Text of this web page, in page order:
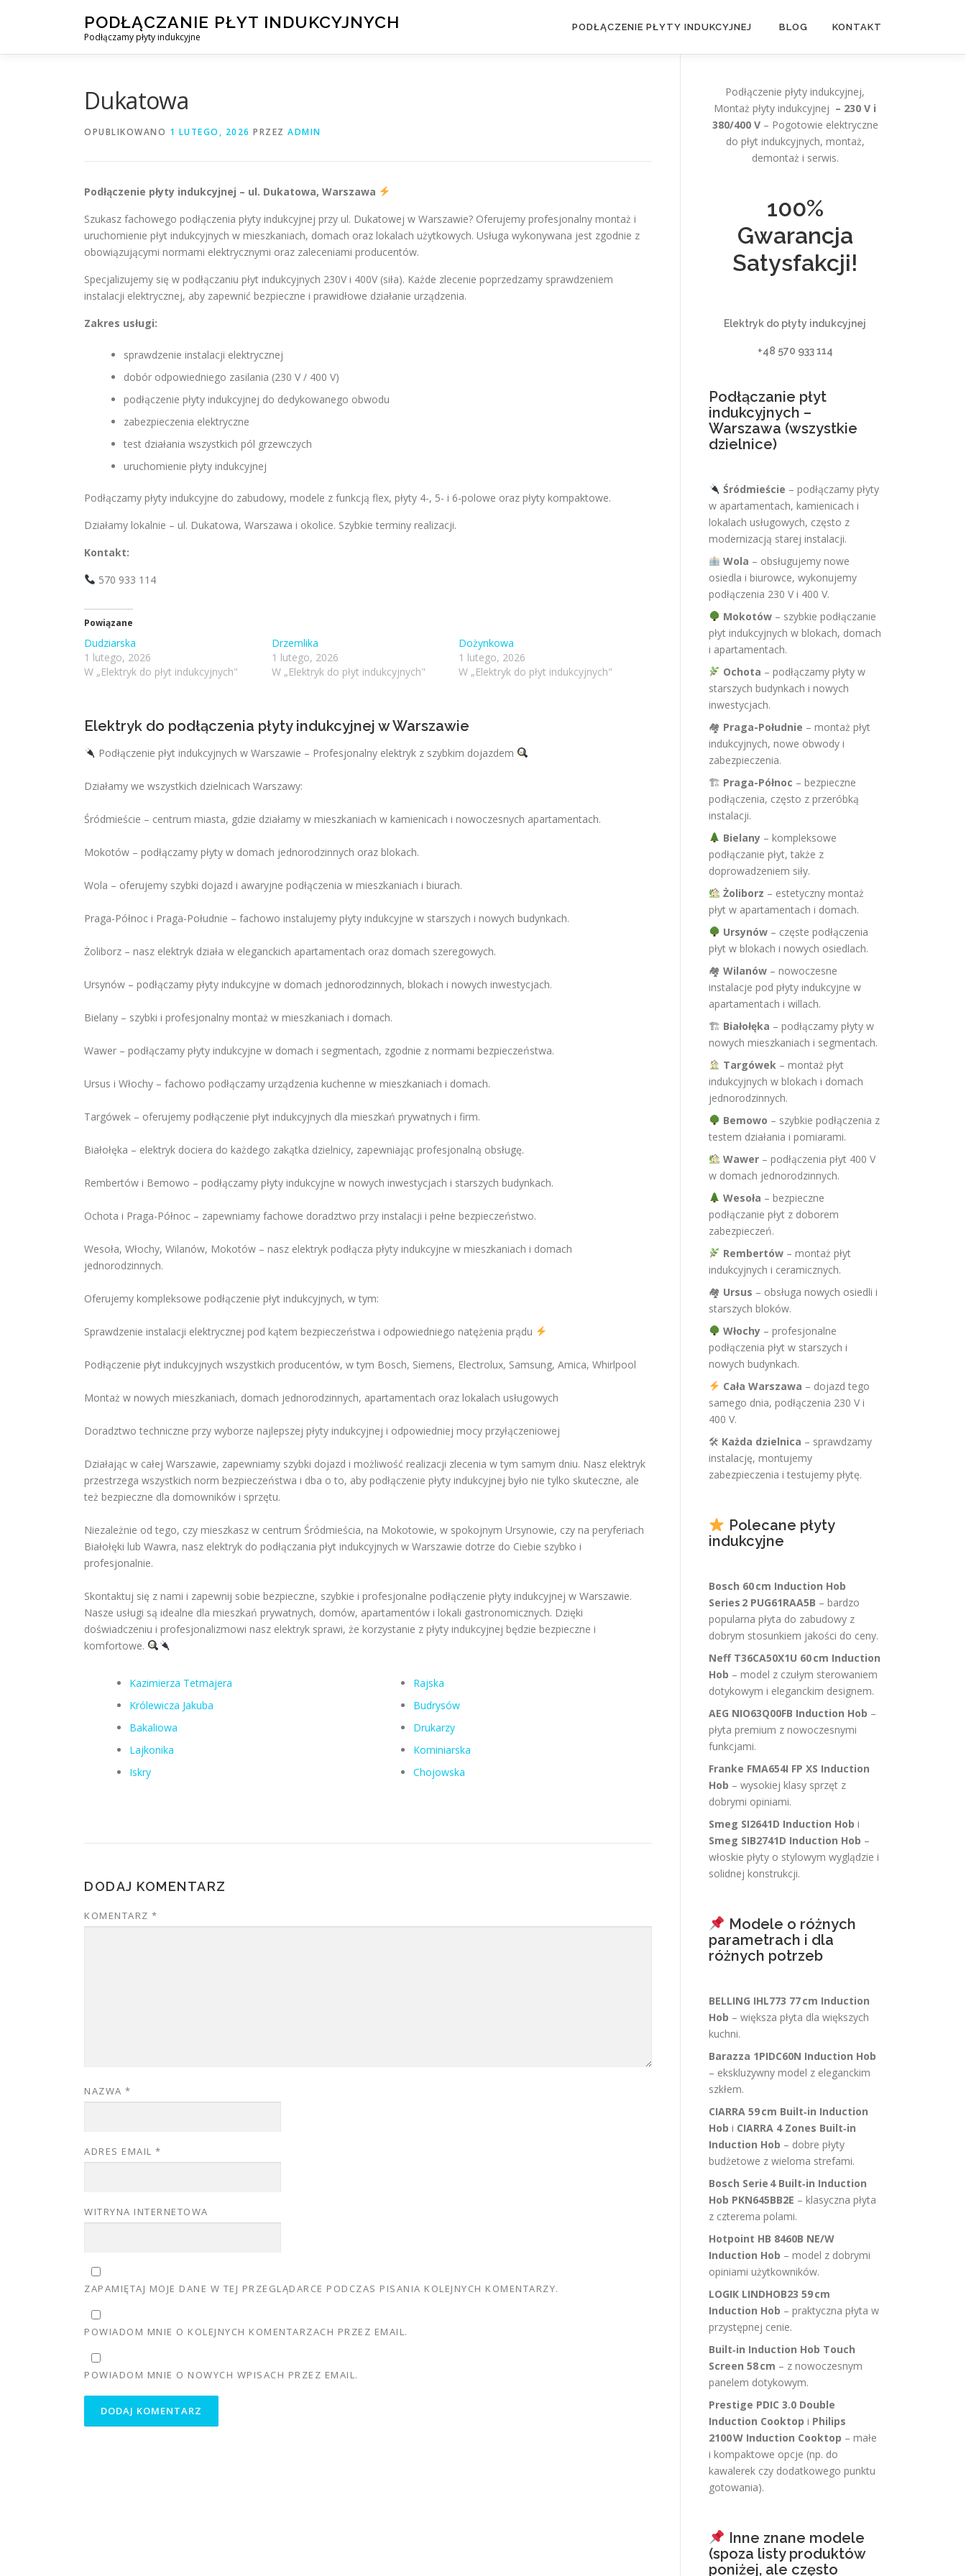
PODŁĄCZANIE PŁYT INDUKCYJNYCH
Podłączamy płyty indukcyjne
PODŁĄCZENIE PŁYTY INDUKCYJNEJ BLOG KONTAKT
Dukatowa
OPUBLIKOWANO 1 LUTEGO, 2026 PRZEZ ADMIN
Podłączenie płyty indukcyjnej – ul. Dukatowa, Warszawa
Szukasz fachowego podłączenia płyty indukcyjnej przy ul. Dukatowej w Warszawie? Oferujemy profesjonalny montaż i
uruchomienie płyt indukcyjnych w mieszkaniach, domach oraz lokalach użytkowych. Usługa wykonywana jest zgodnie z
obowiązującymi normami elektrycznymi oraz zaleceniami producentów.
Specjalizujemy się w podłączaniu płyt indukcyjnych 230V i 400V (siła). Każde zlecenie poprzedzamy sprawdzeniem
instalacji elektrycznej, aby zapewnić bezpieczne i prawidłowe działanie urządzenia.
Zakres usługi:
sprawdzenie instalacji elektrycznej
dobór odpowiedniego zasilania (230 V / 400 V)
podłączenie płyty indukcyjnej do dedykowanego obwodu
zabezpieczenia elektryczne
test działania wszystkich pól grzewczych
uruchomienie płyty indukcyjnej
Podłączamy płyty indukcyjne do zabudowy, modele z funkcją flex, płyty 4-, 5- i 6-polowe oraz płyty kompaktowe.
Działamy lokalnie – ul. Dukatowa, Warszawa i okolice. Szybkie terminy realizacji.
Kontakt:
570 933 114
Powiązane
Dudziarska
1 lutego, 2026
W „Elektryk do płyt indukcyjnych"
Drzemlika
1 lutego, 2026
W „Elektryk do płyt indukcyjnych"
Dożynkowa
1 lutego, 2026
W „Elektryk do płyt indukcyjnych"
Elektryk do podłączenia płyty indukcyjnej w Warszawie
Podłączenie płyt indukcyjnych w Warszawie – Profesjonalny elektryk z szybkim dojazdem
Działamy we wszystkich dzielnicach Warszawy:
Śródmieście – centrum miasta, gdzie działamy w mieszkaniach w kamienicach i nowoczesnych apartamentach.
Mokotów – podłączamy płyty w domach jednorodzinnych oraz blokach.
Wola – oferujemy szybki dojazd i awaryjne podłączenia w mieszkaniach i biurach.
Praga-Północ i Praga-Południe – fachowo instalujemy płyty indukcyjne w starszych i nowych budynkach.
Żoliborz – nasz elektryk działa w eleganckich apartamentach oraz domach szeregowych.
Ursynów – podłączamy płyty indukcyjne w domach jednorodzinnych, blokach i nowych inwestycjach.
Bielany – szybki i profesjonalny montaż w mieszkaniach i domach.
Wawer – podłączamy płyty indukcyjne w domach i segmentach, zgodnie z normami bezpieczeństwa.
Ursus i Włochy – fachowo podłączamy urządzenia kuchenne w mieszkaniach i domach.
Targówek – oferujemy podłączenie płyt indukcyjnych dla mieszkań prywatnych i firm.
Białołęka – elektryk dociera do każdego zakątka dzielnicy, zapewniając profesjonalną obsługę.
Rembertów i Bemowo – podłączamy płyty indukcyjne w nowych inwestycjach i starszych budynkach.
Ochota i Praga-Północ – zapewniamy fachowe doradztwo przy instalacji i pełne bezpieczeństwo.
Wesoła, Włochy, Wilanów, Mokotów – nasz elektryk podłącza płyty indukcyjne w mieszkaniach i domach
jednorodzinnych.
Oferujemy kompleksowe podłączenie płyt indukcyjnych, w tym:
Sprawdzenie instalacji elektrycznej pod kątem bezpieczeństwa i odpowiedniego natężenia prądu
Podłączenie płyt indukcyjnych wszystkich producentów, w tym Bosch, Siemens, Electrolux, Samsung, Amica, Whirlpool
Montaż w nowych mieszkaniach, domach jednorodzinnych, apartamentach oraz lokalach usługowych
Doradztwo techniczne przy wyborze najlepszej płyty indukcyjnej i odpowiedniej mocy przyłączeniowej
Działając w całej Warszawie, zapewniamy szybki dojazd i możliwość realizacji zlecenia w tym samym dniu. Nasz elektryk
przestrzega wszystkich norm bezpieczeństwa i dba o to, aby podłączenie płyty indukcyjnej było nie tylko skuteczne, ale
też bezpieczne dla domowników i sprzętu.
Niezależnie od tego, czy mieszkasz w centrum Śródmieścia, na Mokotowie, w spokojnym Ursynowie, czy na peryferiach
Białołęki lub Wawra, nasz elektryk do podłączania płyt indukcyjnych w Warszawie dotrze do Ciebie szybko i
profesjonalnie.
Skontaktuj się z nami i zapewnij sobie bezpieczne, szybkie i profesjonalne podłączenie płyty indukcyjnej w Warszawie.
Nasze usługi są idealne dla mieszkań prywatnych, domów, apartamentów i lokali gastronomicznych. Dzięki
doświadczeniu i profesjonalizmowi nasz elektryk sprawi, że korzystanie z płyty indukcyjnej będzie bezpieczne i
komfortowe.
Kazimierza Tetmajera
Królewicza Jakuba
Bakaliowa
Lajkonika
Iskry
Rajska
Budrysów
Drukarzy
Kominiarska
Chojowska
DODAJ KOMENTARZ
KOMENTARZ *
NAZWA *
ADRES EMAIL *
WITRYNA INTERNETOWA
ZAPAMIĘTAJ MOJE DANE W TEJ PRZEGLĄDARCE PODCZAS PISANIA KOLEJNYCH KOMENTARZY.
POWIADOM MNIE O KOLEJNYCH KOMENTARZACH PRZEZ EMAIL.
POWIADOM MNIE O NOWYCH WPISACH PRZEZ EMAIL.
Podłączenie płyty indukcyjnej,
Montaż płyty indukcyjnej – 230 V i
380/400 V– Pogotowie elektryczne
do płyt indukcyjnych, montaż,
demontaż i serwis.
100%
Gwarancja
Satysfakcji!
Elektryk do płyty indukcyjnej
+48 570 933 114
Podłączanie płyt
indukcyjnych –
Warszawa (wszystkie
dzielnice)
Śródmieście – podłączamy płyty
w apartamentach, kamienicach i
lokalach usługowych, często z
modernizacją starej instalacji.
Wola – obsługujemy nowe
osiedla i biurowce, wykonujemy
podłączenia 230 V i 400 V.
Mokotów– szybkie podłączanie
płyt indukcyjnych w blokach, domach
i apartamentach.
Ochota – podłączamy płyty w
starszych budynkach i nowych
inwestycjach.
🏘 Praga-Południe – montaż płyt
indukcyjnych, nowe obwody i
zabezpieczenia.
🏗 Praga-Północ – bezpieczne
podłączenia, często z przeróbką
instalacji.
Bielany– kompleksowe
podłączanie płyt, także z
doprowadzeniem siły.
Żoliborz – estetyczny montaż
płyt w apartamentach i domach.
Ursynów– częste podłączenia
płyt w blokach i nowych osiedlach.
🏘 Wilanów – nowoczesne
instalacje pod płyty indukcyjne w
apartamentach i willach.
🏗 Białołęka – podłączamy płyty w
nowych mieszkaniach i segmentach.
Targówek– montaż płyt
indukcyjnych w blokach i domach
jednorodzinnych.
Bemowo – szybkie podłączenia z
testem działania i pomiarami.
Wawer– podłączenia płyt 400 V
w domach jednorodzinnych.
Wesoła – bezpieczne
podłączanie płyt z doborem
zabezpieczeń.
Rembertów– montaż płyt
indukcyjnych i ceramicznych.
🏘 Ursus – obsługa nowych osiedli i
starszych bloków.
Włochy– profesjonalne
podłączenia płyt w starszych i
nowych budynkach.
Cała Warszawa – dojazd tego
samego dnia, podłączenia 230 V i
400 V.
🛠 Każda dzielnica – sprawdzamy
instalację, montujemy
zabezpieczenia i testujemy płytę.
Polecane płyty
indukcyjne
Bosch 60 cm Induction Hob
Series 2 PUG61RAA5B – bardzo
popularna płyta do zabudowy z
dobrym stosunkiem jakości do ceny.
Neff T36CA50X1U 60 cm Induction
Hob – model z czułym sterowaniem
dotykowym i eleganckim designem.
AEG NIO63Q00FB Induction Hob –
płyta premium z nowoczesnymi
funkcjami.
Franke FMA654I FP XS Induction
Hob – wysokiej klasy sprzęt z
dobrymi opiniami.
Smeg SI2641D Induction Hob i
Smeg SIB2741D Induction Hob –
włoskie płyty o stylowym wyglądzie i
solidnej konstrukcji.
Modele o różnych
parametrach i dla
różnych potrzeb
BELLING IHL773 77 cm Induction
Hob – większa płyta dla większych
kuchni.
Barazza 1PIDC60N Induction Hob
– ekskluzywny model z eleganckim
szkłem.
CIARRA 59 cm Built‑in Induction
Hob i CIARRA 4 Zones Built‑in
Induction Hob – dobre płyty
budżetowe z wieloma strefami.
Bosch Serie 4 Built‑in Induction
Hob PKN645BB2E – klasyczna płyta
z czterema polami.
Hotpoint HB 8460B NE/W
Induction Hob – model z dobrymi
opiniami użytkowników.
LOGIK LINDHOB23 59 cm
Induction Hob – praktyczna płyta w
przystępnej cenie.
Built‑in Induction Hob Touch
Screen 58 cm – z nowoczesnym
panelem dotykowym.
Prestige PDIC 3.0 Double
Induction Cooktop i Philips
2100 W Induction Cooktop – małe
i kompaktowe opcje (np. do
kawalerek czy dodatkowego punktu
gotowania).
Inne znane modele
(spoza listy produktów
poniżej, ale często